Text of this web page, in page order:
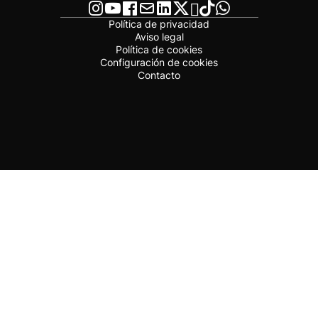
Política de privacidad
Aviso legal
Política de cookies
Configuración de cookies
Contacto